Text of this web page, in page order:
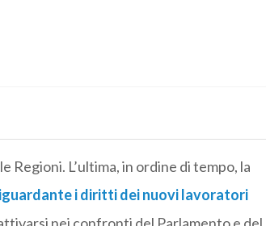
Regioni. L’ultima, in ordine di tempo, la
i diritti dei nuovi lavoratori